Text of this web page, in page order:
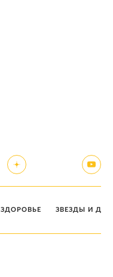
ЗДОРОВЬЕ ЗВЕЗДЫ И